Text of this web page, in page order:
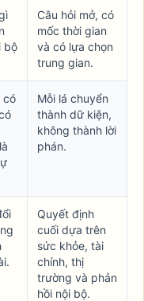
bộ
Câu hỏi mở, có
mốc thời gian
và có lựa chọn
trung gian.
có
Mỗi lá chuyển
thành dữ kiện,
không thành lời
phán.
Quyết định
cuối dựa trên
sức khỏe, tài
chính, thị
trường và phản
hồi nội bộ.